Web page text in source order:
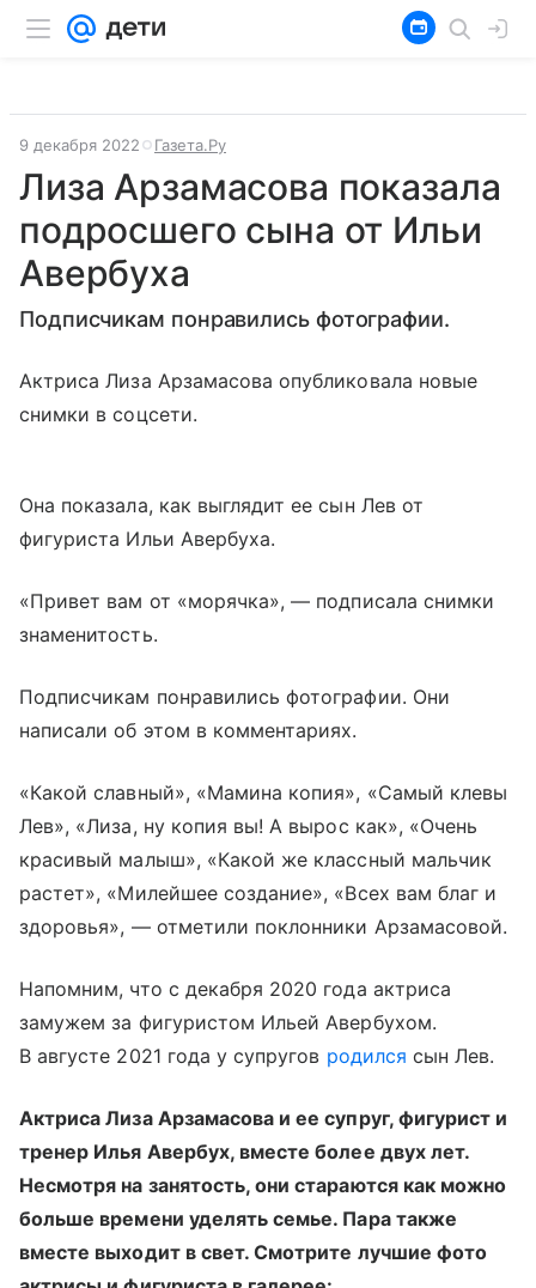
9 декабря 2022 Газета.Ру
Лиза Арзамасова показала
подросшего сына от Ильи
Авербуха
Подписчикам понравились фотографии.
Актриса Лиза Арзамасова опубликовала новые
снимки в соцсети.
Она показала, как выглядит ее сын Лев от
фигуриста Ильи Авербуха.
«Привет вам от «морячка», — подписала снимки
знаменитость.
Подписчикам понравились фотографии. Они
написали об этом в комментариях.
«Какой славный», «Мамина копия», «Самый клевы
Лев», «Лиза, ну копия вы! А вырос как», «Очень
красивый малыш», «Какой же классный мальчик
растет», «Милейшее создание», «Всех вам благ и
здоровья», — отметили поклонники Арзамасовой.
Напомним, что с декабря 2020 года актриса
замужем за фигуристом Ильей Авербухом.
В августе 2021 года у супругов родился сын Лев.
Актриса Лиза Арзамасова и ее супруг, фигурист и
тренер Илья Авербух, вместе более двух лет.
Несмотря на занятость, они стараются как можно
больше времени уделять семье. Пара также
вместе выходит в свет. Смотрите лучшие фото